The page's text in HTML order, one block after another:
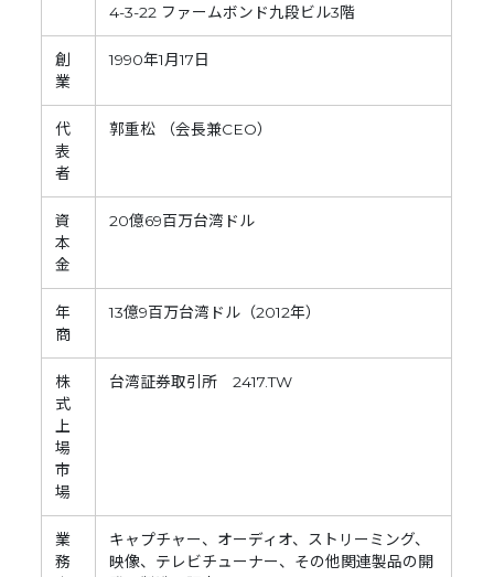
4-3-22 ファームボンド九段ビル3階
創
業
1990年1月17日
代
表
者
郭重松 （会長兼CEO）
資
本
金
20億69百万台湾ドル
年
商
13億9百万台湾ドル（2012年）
株
式
上
場
市
場
台湾証券取引所 2417.TW
業
務
キャプチャー、オーディオ、ストリーミング、
映像、テレビチューナー、その他関連製品の開